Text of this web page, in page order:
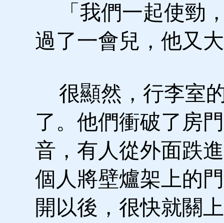
「我們一起使
過了一會兒，他又
很顯然，行李室
了。他們衝破了房
音，有人從外面跌
個人將壁爐架上的
開以後，很快就關